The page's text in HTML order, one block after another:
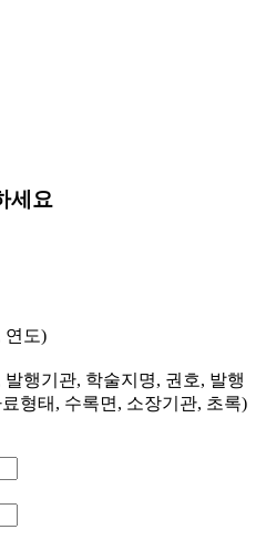
세요
연도)
행기관, 학술지명, 권호, 발행
형태, 수록면, 소장기관, 초록)